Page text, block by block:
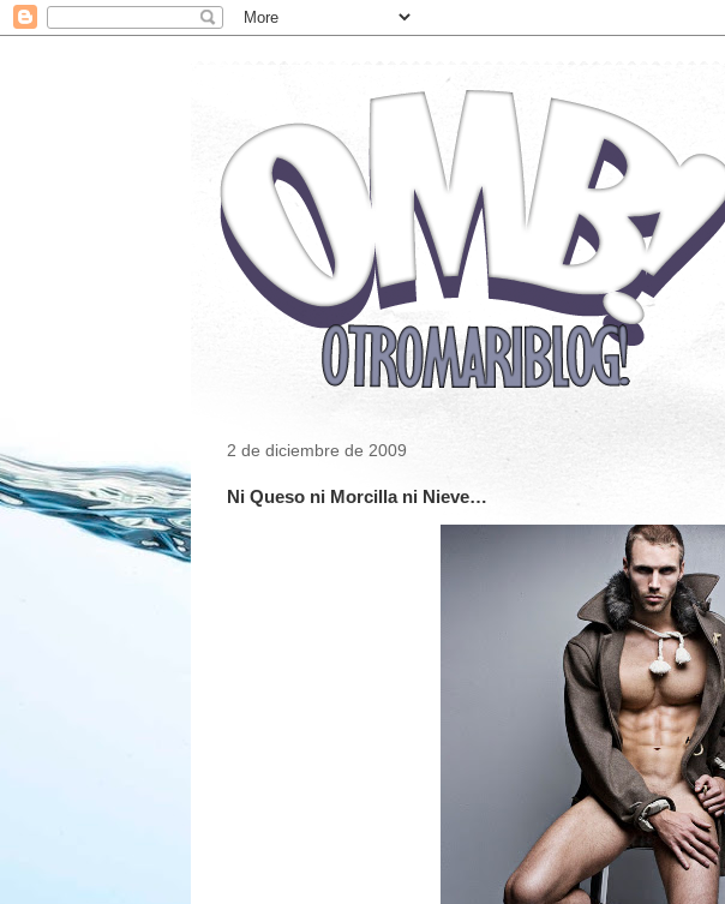
2 de diciembre de 2009
Ni Queso ni Morcilla ni Nieve…